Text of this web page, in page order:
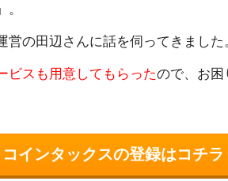
」。
の田辺さんに話を伺ってきました
ビスも用意してもらったので、お困
コインタックスの登録はコチラ